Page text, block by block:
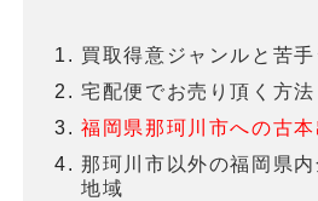
買取得意ジャンルと苦
宅配便でお売り頂く方法
福岡県那珂川市への古本
那珂川市以外の福岡県
地域